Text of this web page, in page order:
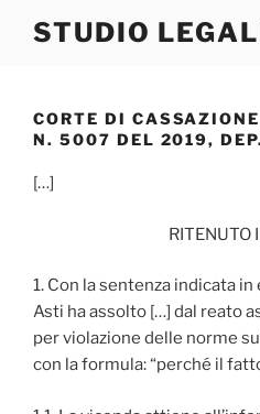
STUDIO
CORTE DI
N. 5007 DEL 2019,
[…]
RITENUTO
1. Con la sentenza indicata
Asti ha assolto […] dal reato
per violazione delle norme
con la formula: “perché il